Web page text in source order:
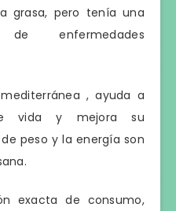
grasa, pero tenía una
enfermedades
, ayuda a
vida y mejora su
peso y la energía son
exacta de consumo,